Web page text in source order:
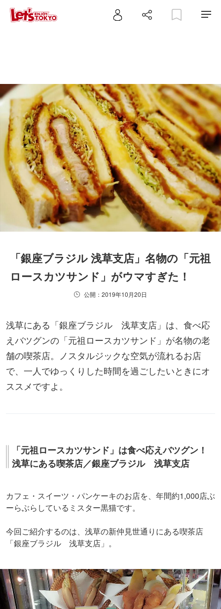
「銀座ブラジル 浅草支店」名物の「元祖
ロースカツサンド」がウマすぎた！
公開：2019年10月20日
浅草にある「銀座ブラジル 浅草支店」は、食べ応
えバツグンの「元祖ロースカツサンド」が名物の老
舗の喫茶店。ノスタルジックな空気が流れるお店
で、一人でゆっくりした時間を過ごしたいときにオ
ススメですよ。
「元祖ロースカツサンド」は食べ応えバツグン！
浅草にある喫茶店／銀座ブラジル 浅草支店
カフェ・スイーツ・パンケーキのお店を、年間約1,000店ぶ
ーらぶらしているミスター黒猫です。
今回ご紹介するのは、浅草の新仲見世通りにある喫茶店
「銀座ブラジル 浅草支店」。